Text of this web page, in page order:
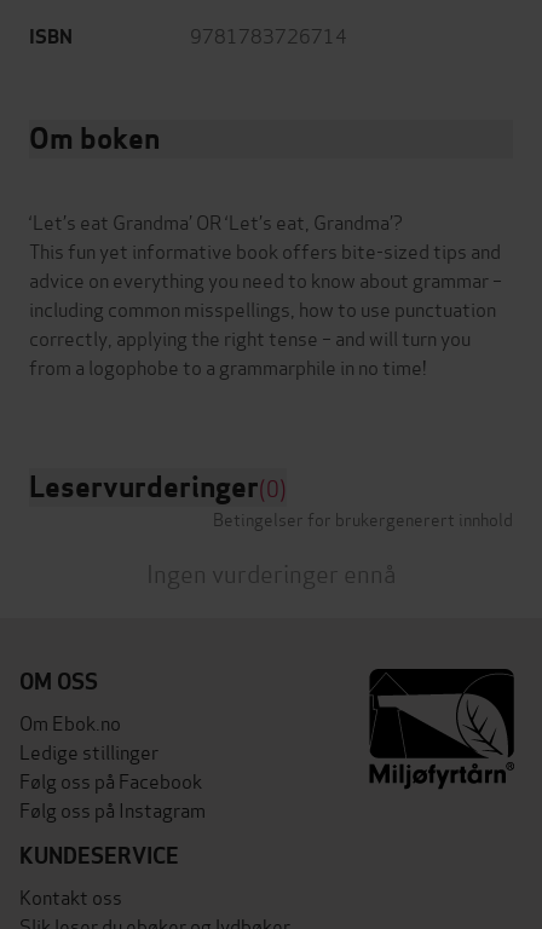
ISBN 9781783726714
Om boken
‘Let’s eat Grandma’ OR ‘Let’s eat, Grandma’?
This fun yet informative book offers bite-sized tips and
advice on everything you need to know about grammar –
including common misspellings, how to use punctuation
correctly, applying the right tense – and will turn you
from a logophobe to a grammarphile in no time!
Leservurderinger(0)
Betingelser for brukergenerert innhold
Ingen vurderinger ennå
OM OSS
Om Ebok.no
Ledige stillinger
Følg oss på Facebook
Følg oss på Instagram
KUNDESERVICE
Kontakt oss